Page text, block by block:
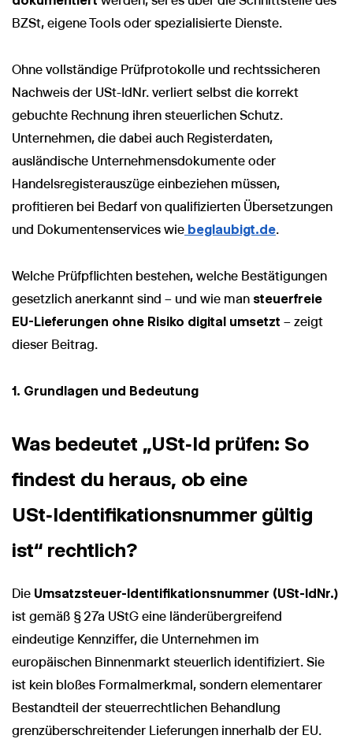
BZSt, eigene Tools oder spezialisierte Dienste.
Ohne vollständige Prüfprotokolle und rechtssicheren
Nachweis der USt-IdNr. verliert selbst die korrekt
gebuchte Rechnung ihren steuerlichen Schutz.
Unternehmen, die dabei auch Registerdaten,
ausländische Unternehmensdokumente oder
Handelsregisterauszüge einbeziehen müssen,
profitieren bei Bedarf von qualifizierten Übersetzungen
und Dokumentenservices wie beglaubigt.de.
Welche Prüfpflichten bestehen, welche Bestätigungen
gesetzlich anerkannt sind – und wie man steuerfreie
EU-Lieferungen ohne Risiko digital umsetzt – zeigt
dieser Beitrag.
1. Grundlagen und Bedeutung
Was bedeutet „USt‑Id prüfen: So
findest du heraus, ob eine
USt‑Identifikationsnummer gültig
ist“ rechtlich?
Die Umsatzsteuer-Identifikationsnummer (USt-IdNr.)
ist gemäß § 27a UStG eine länderübergreifend
eindeutige Kennziffer, die Unternehmen im
europäischen Binnenmarkt steuerlich identifiziert. Sie
ist kein bloßes Formalmerkmal, sondern elementarer
Bestandteil der steuerrechtlichen Behandlung
grenzüberschreitender Lieferungen innerhalb der EU.